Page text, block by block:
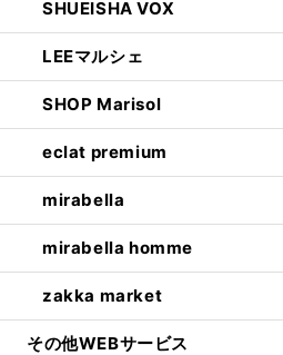
SHUEISHA VOX
LEEマルシェ
SHOP Marisol
eclat premium
mirabella
mirabella homme
zakka market
その他WEBサービス